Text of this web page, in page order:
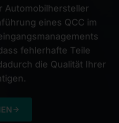
Automobilhersteller
eines QCC im
fehlerhafte Teile
die Qualität Ihrer